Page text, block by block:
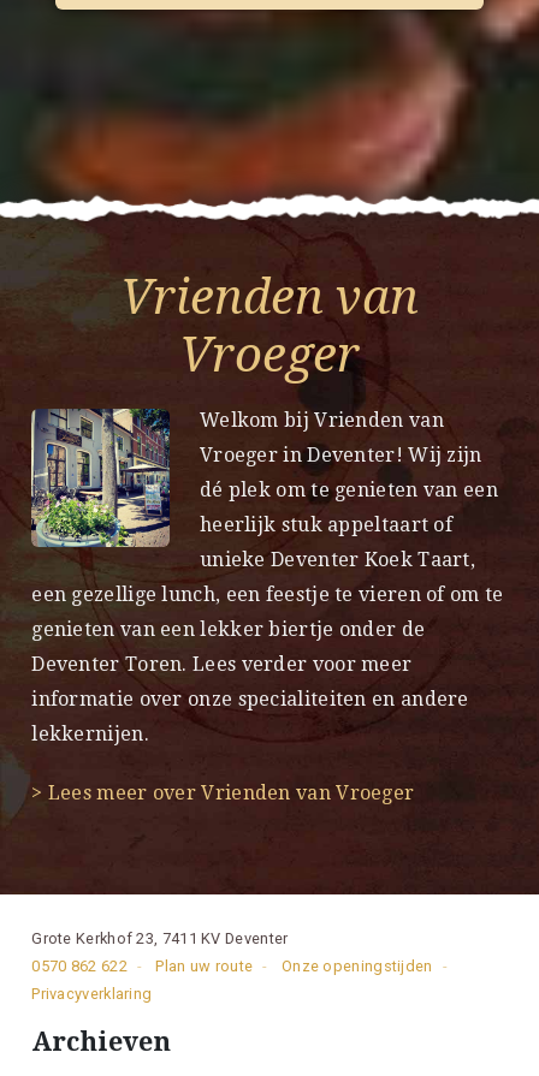
Vrienden van
Vroeger
Welkom bij Vrienden van
Vroeger in Deventer! Wij zijn
dé plek om te genieten van een
heerlijk stuk appeltaart of
unieke Deventer Koek Taart,
een gezellige lunch, een feestje te vieren of om te
genieten van een lekker biertje onder de
Deventer Toren. Lees verder voor meer
informatie over onze specialiteiten en andere
lekkernijen.
> Lees meer over Vrienden van Vroeger
Grote Kerkhof 23, 7411 KV Deventer
0570 862 622
Plan uw route
Onze openingstijden
Privacyverklaring
Archieven